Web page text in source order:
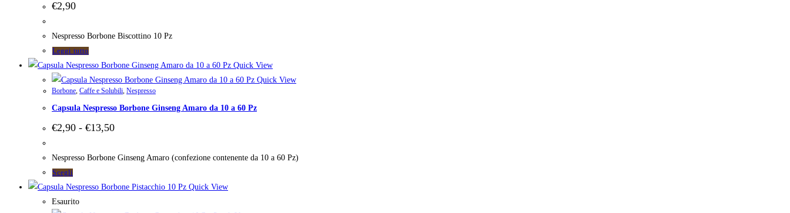
scelte
del
prodotto
€2,90
Nespresso Borbone Biscottino 10 Pz
Leggi tutto
Quick View
Quick View
Borbone, Caffe e Solubili, Nespresso
Capsula Nespresso Borbone Ginseng Amaro da 10 a 60 Pz
€2,90 - €13,50Fascia
da
€13,50
Nespresso Borbone Ginseng Amaro (confezione contenente da 10 a 60 Pz)
Scegli
prodotto
ha
Quick View
Esaurito